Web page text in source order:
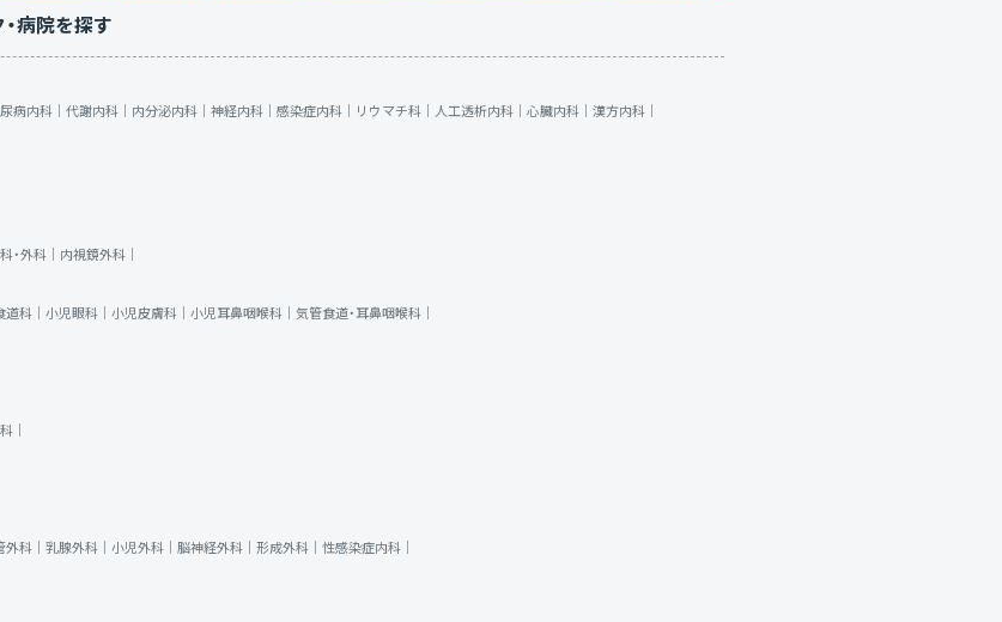
病院を探す
病内科｜ 代謝内科｜ 内分泌内科｜ 神経内科｜ 感染症内科｜ リウマチ科｜ 人工透析内科｜ 心臓内科｜ 漢方内科｜
・外科｜ 内視鏡外科｜
科｜ 小児眼科｜ 小児皮膚科｜ 小児耳鼻咽喉科｜ 気管食道・耳鼻咽喉科｜
｜
科｜ 乳腺外科｜ 小児外科｜ 脳神経外科｜ 形成外科｜ 性感染症内科｜